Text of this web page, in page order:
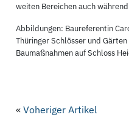
weiten Bereichen auch
Abbildungen: Baureferentin
Thüringer Schlösser und
Baumaßnahmen auf Schloss
«Voheriger Artikel